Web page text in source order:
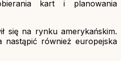
kart i planowania
się na rynku amerykańskim.
nastąpić również europejska